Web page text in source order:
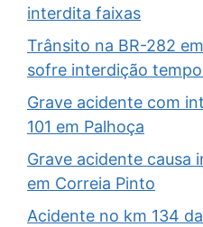
interdita faixas
Trânsito na BR-282
sofre interdição
Grave acidente com
101 em Palhoça
Grave acidente causa
em Correia Pinto
Acidente no km 134